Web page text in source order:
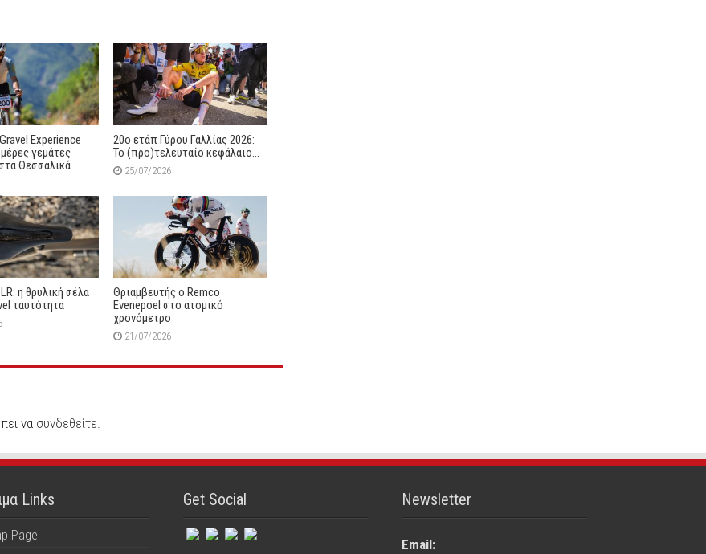
Experience
γεμάτες
Θεσσαλικά
20ο ετάπ Γύρου Γαλλίας 2026:
Το (προ)τελευταίο κεφάλαιο…
25/07/2026
η θρυλική σέλα
ταυτότητα
Θριαμβευτής ο Remco
Evenepoel στο ατομικό
χρονόμετρο
21/07/2026
να συνδεθείτε.
Links
Page
Get Social Newsletter
Email: